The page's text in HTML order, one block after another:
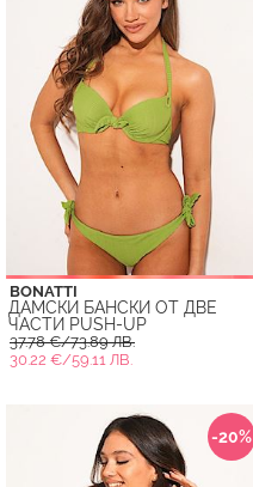
BONATTI
ДАМСКИ БАНСКИ ОТ ДВЕ
ЧАСТИ PUSH-UP
37.78 €/73.89 ЛВ.
30.22 €/59.11 ЛВ.
-20%